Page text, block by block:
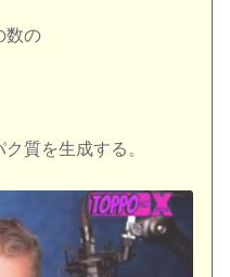
数の
質を生成する。